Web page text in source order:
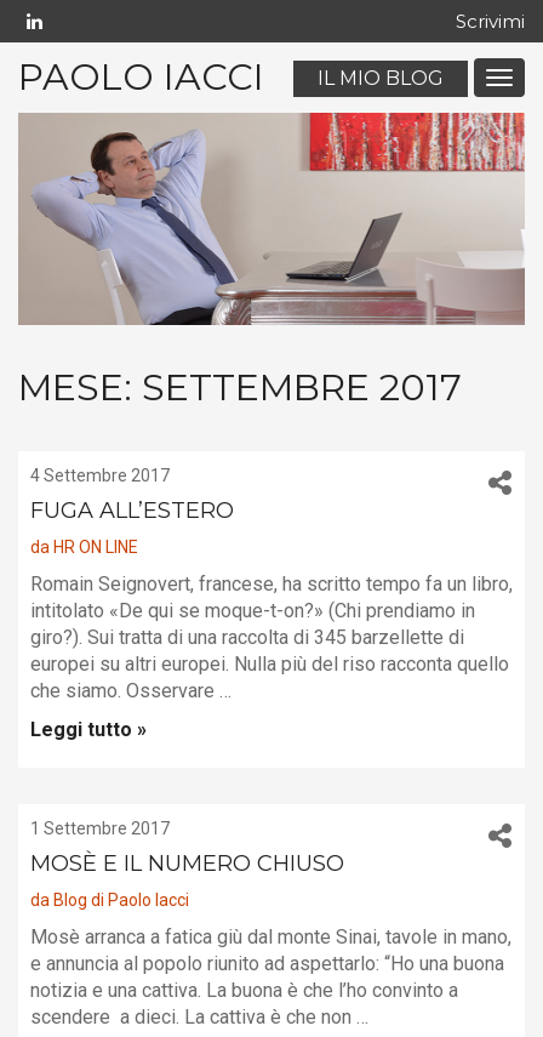
Scrivimi
Menu
PAOLO IACCI IL MIO BLOG
MESE: SETTEMBRE 2017
4 Settembre 2017
FUGA ALL’ESTERO
da HR ON LINE
Romain Seignovert, francese, ha scritto tempo fa un libro,
intitolato «De qui se moque-t-on?» (Chi prendiamo in
giro?). Sui tratta di una raccolta di 345 barzellette di
europei su altri europei. Nulla più del riso racconta quello
che siamo. Osservare …
Leggi tutto »
1 Settembre 2017
MOSÈ E IL NUMERO CHIUSO
da Blog di Paolo Iacci
Mosè arranca a fatica giù dal monte Sinai, tavole in mano,
e annuncia al popolo riunito ad aspettarlo: “Ho una buona
notizia e una cattiva. La buona è che l’ho convinto a
scendere a dieci. La cattiva è che non …